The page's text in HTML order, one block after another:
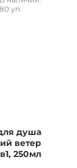
80 уп.
душа
ветер
250мл